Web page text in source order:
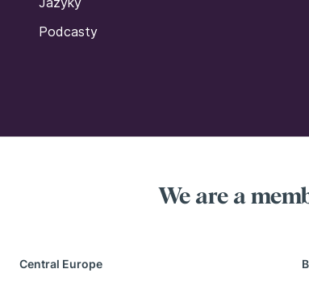
Podcasty
We are a
Central Europe